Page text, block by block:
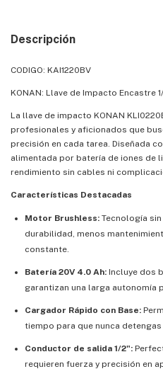
Descripción
CODIGO: KAI1220BV
KONAN: Llave de Impacto Encastre
La llave de impacto KONAN
profesionales y aficionados que
precisión en cada tarea. Diseñada
alimentada por batería de iones de
rendimiento sin cables ni
Características Destacadas
Motor Brushless: Tecnología
durabilidad, menos
constante.
Batería 20V 4.0 Ah: Incluye dos
garantizan una larga autonomía
Cargador Rápido con Base:
tiempo para que nunca
Conductor de salida 1/2":
requieren fuerza y precisión en